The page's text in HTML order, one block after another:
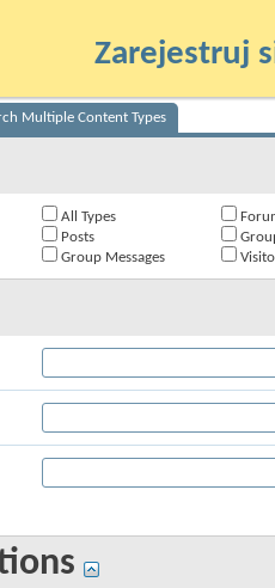
Zarejestruj
Multiple Content Types
All Types
Posts
Group Messages